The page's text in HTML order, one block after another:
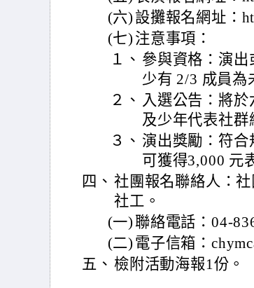
(六) 設攤報名網址：
(七) 注意事項：
１、 參與資格：演
少有 2/3 成員為
２、 入選公告：將
及少年代表社群
３、 演出獎勵：符合
可獲得3,000 元
四、 社團報名聯絡人：
社工。
(一) 聯絡電話：04-
(二) 電子信箱：
五、 檢附活動海報1份。